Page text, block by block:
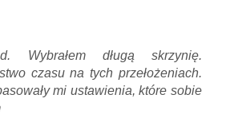
Wybrałem długą skrzynię.
czasu na tych przełożeniach.
mi ustawienia, które sobie